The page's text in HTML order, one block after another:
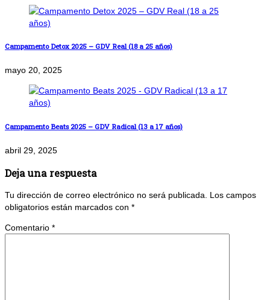
Campamento Detox 2025 – GDV Real (18 a 25 años)
mayo 20, 2025
Campamento Beats 2025 – GDV Radical (13 a 17 años)
abril 29, 2025
Deja una respuesta
Tu dirección de correo electrónico no será publicada.
Los campos
obligatorios están marcados con *
Comentario *